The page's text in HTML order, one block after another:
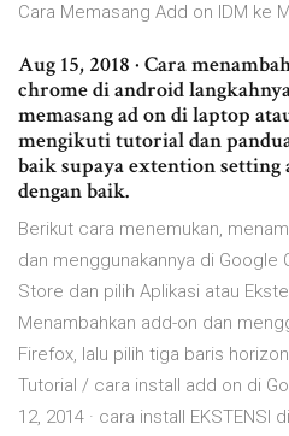
Cara Memasang Add on IDM ke
Aug 15, 2018 · Cara
chrome di android
memasang ad on di laptop
mengikuti tutorial dan
baik supaya extention setting
dengan baik.
Berikut cara menemukan,
dan menggunakannya di Google
Store dan pilih Aplikasi atau
Menambahkan add-on dan
Firefox, lalu pilih tiga baris
Tutorial / cara install add on di
12, 2014 · cara install EKSTENSI